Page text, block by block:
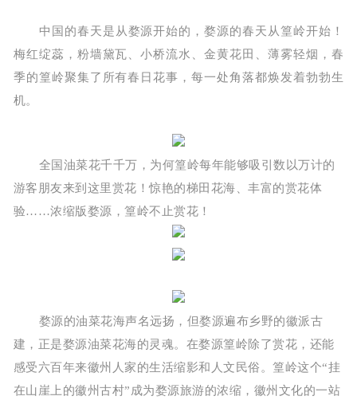
中国的春天是从婺源开始的，婺源的春天从篁岭开始！
梅红绽蕊，粉墙黛瓦、小桥流水、金黄花田、薄雾轻烟，春
季的篁岭聚集了所有春日花事，每一处角落都焕发着勃勃生
机。
全国油菜花千千万，为何篁岭每年能够吸引数以万计的
游客朋友来到这里赏花！惊艳的梯田花海、丰富的赏花体
验……浓缩版婺源，篁岭不止赏花！
婺源的油菜花海声名远扬，但婺源遍布乡野的徽派古
建，正是婺源油菜花海的灵魂。在婺源篁岭除了赏花，还能
感受六百年来徽州人家的生活缩影和人文民俗。篁岭这个“挂
在山崖上的徽州古村”成为婺源旅游的浓缩，徽州文化的一站